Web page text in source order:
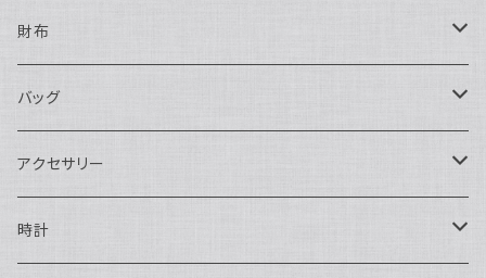
財布
長財布
二つ折り
バッグ
ショルダーバッグ・ボディバッグ
ハンドバッグ・ポーチ
アクセサリー
ネックレス
時計